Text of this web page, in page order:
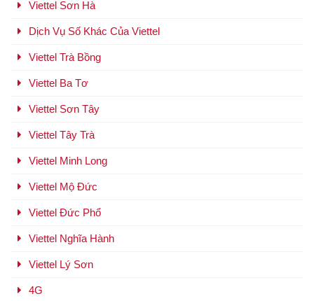
Viettel Sơn Hà
Dịch Vụ Số Khác Của Viettel
Viettel Trà Bồng
Viettel Ba Tơ
Viettel Sơn Tây
Viettel Tây Trà
Viettel Minh Long
Viettel Mộ Đức
Viettel Đức Phổ
Viettel Nghĩa Hành
Viettel Lý Sơn
4G